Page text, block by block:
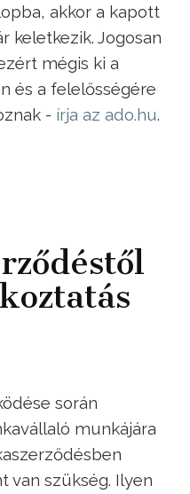
akkor a kapott
keletkezik. Jogosan
mégis ki a
és a felelősségére
- írja az ado.hu.
során
munkájára
szükség. Ilyen